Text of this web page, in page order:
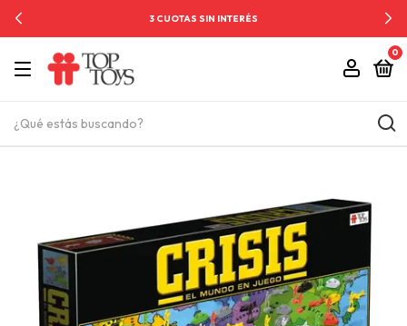
3 CUOTAS SIN INTERÉS
0